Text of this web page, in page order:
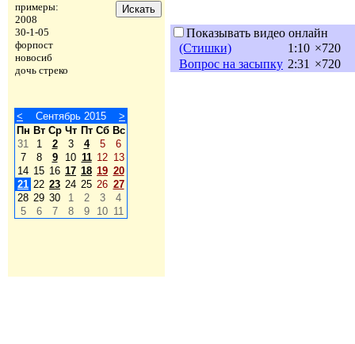
примеры:
2008
30-1-05
форпост
новосиб
дочь стреко
< Сентябрь 2015
>
Пн Вт Ср Чт Пт Сб Вс
31
1 2 3 4 5
6
7
8 9 10 11 12 13
14 15 16 17 18 19 20
21 22 23 24 25 26 27
28 29 30 1 2 3
4
5
6 7 8 9 10 11
Показывать видео онлайн
(Стишки)
1:10 ×720
Вопрос на засыпку 2:31 ×720